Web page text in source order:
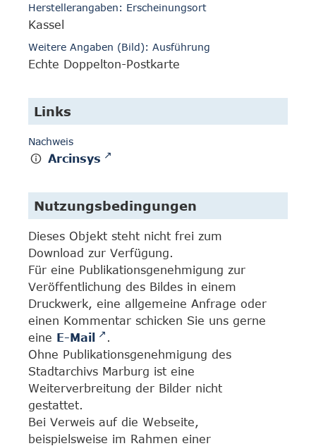
Herstellerangaben: Erscheinungsort
Kassel
Weitere Angaben (Bild): Ausführung
Echte Doppelton-Postkarte
Links
Nachweis
Arcinsys
Nutzungsbedingungen
Dieses Objekt steht nicht frei zum
Download zur Verfügung.
Für eine Publikationsgenehmigung zur
Veröffentlichung des Bildes in einem
Druckwerk, eine allgemeine Anfrage oder
einen Kommentar schicken Sie uns gerne
eine E-Mail
.
Ohne Publikationsgenehmigung des
Stadtarchivs Marburg ist eine
Weiterverbreitung der Bilder nicht
gestattet.
Bei Verweis auf die Webseite,
beispielsweise im Rahmen einer